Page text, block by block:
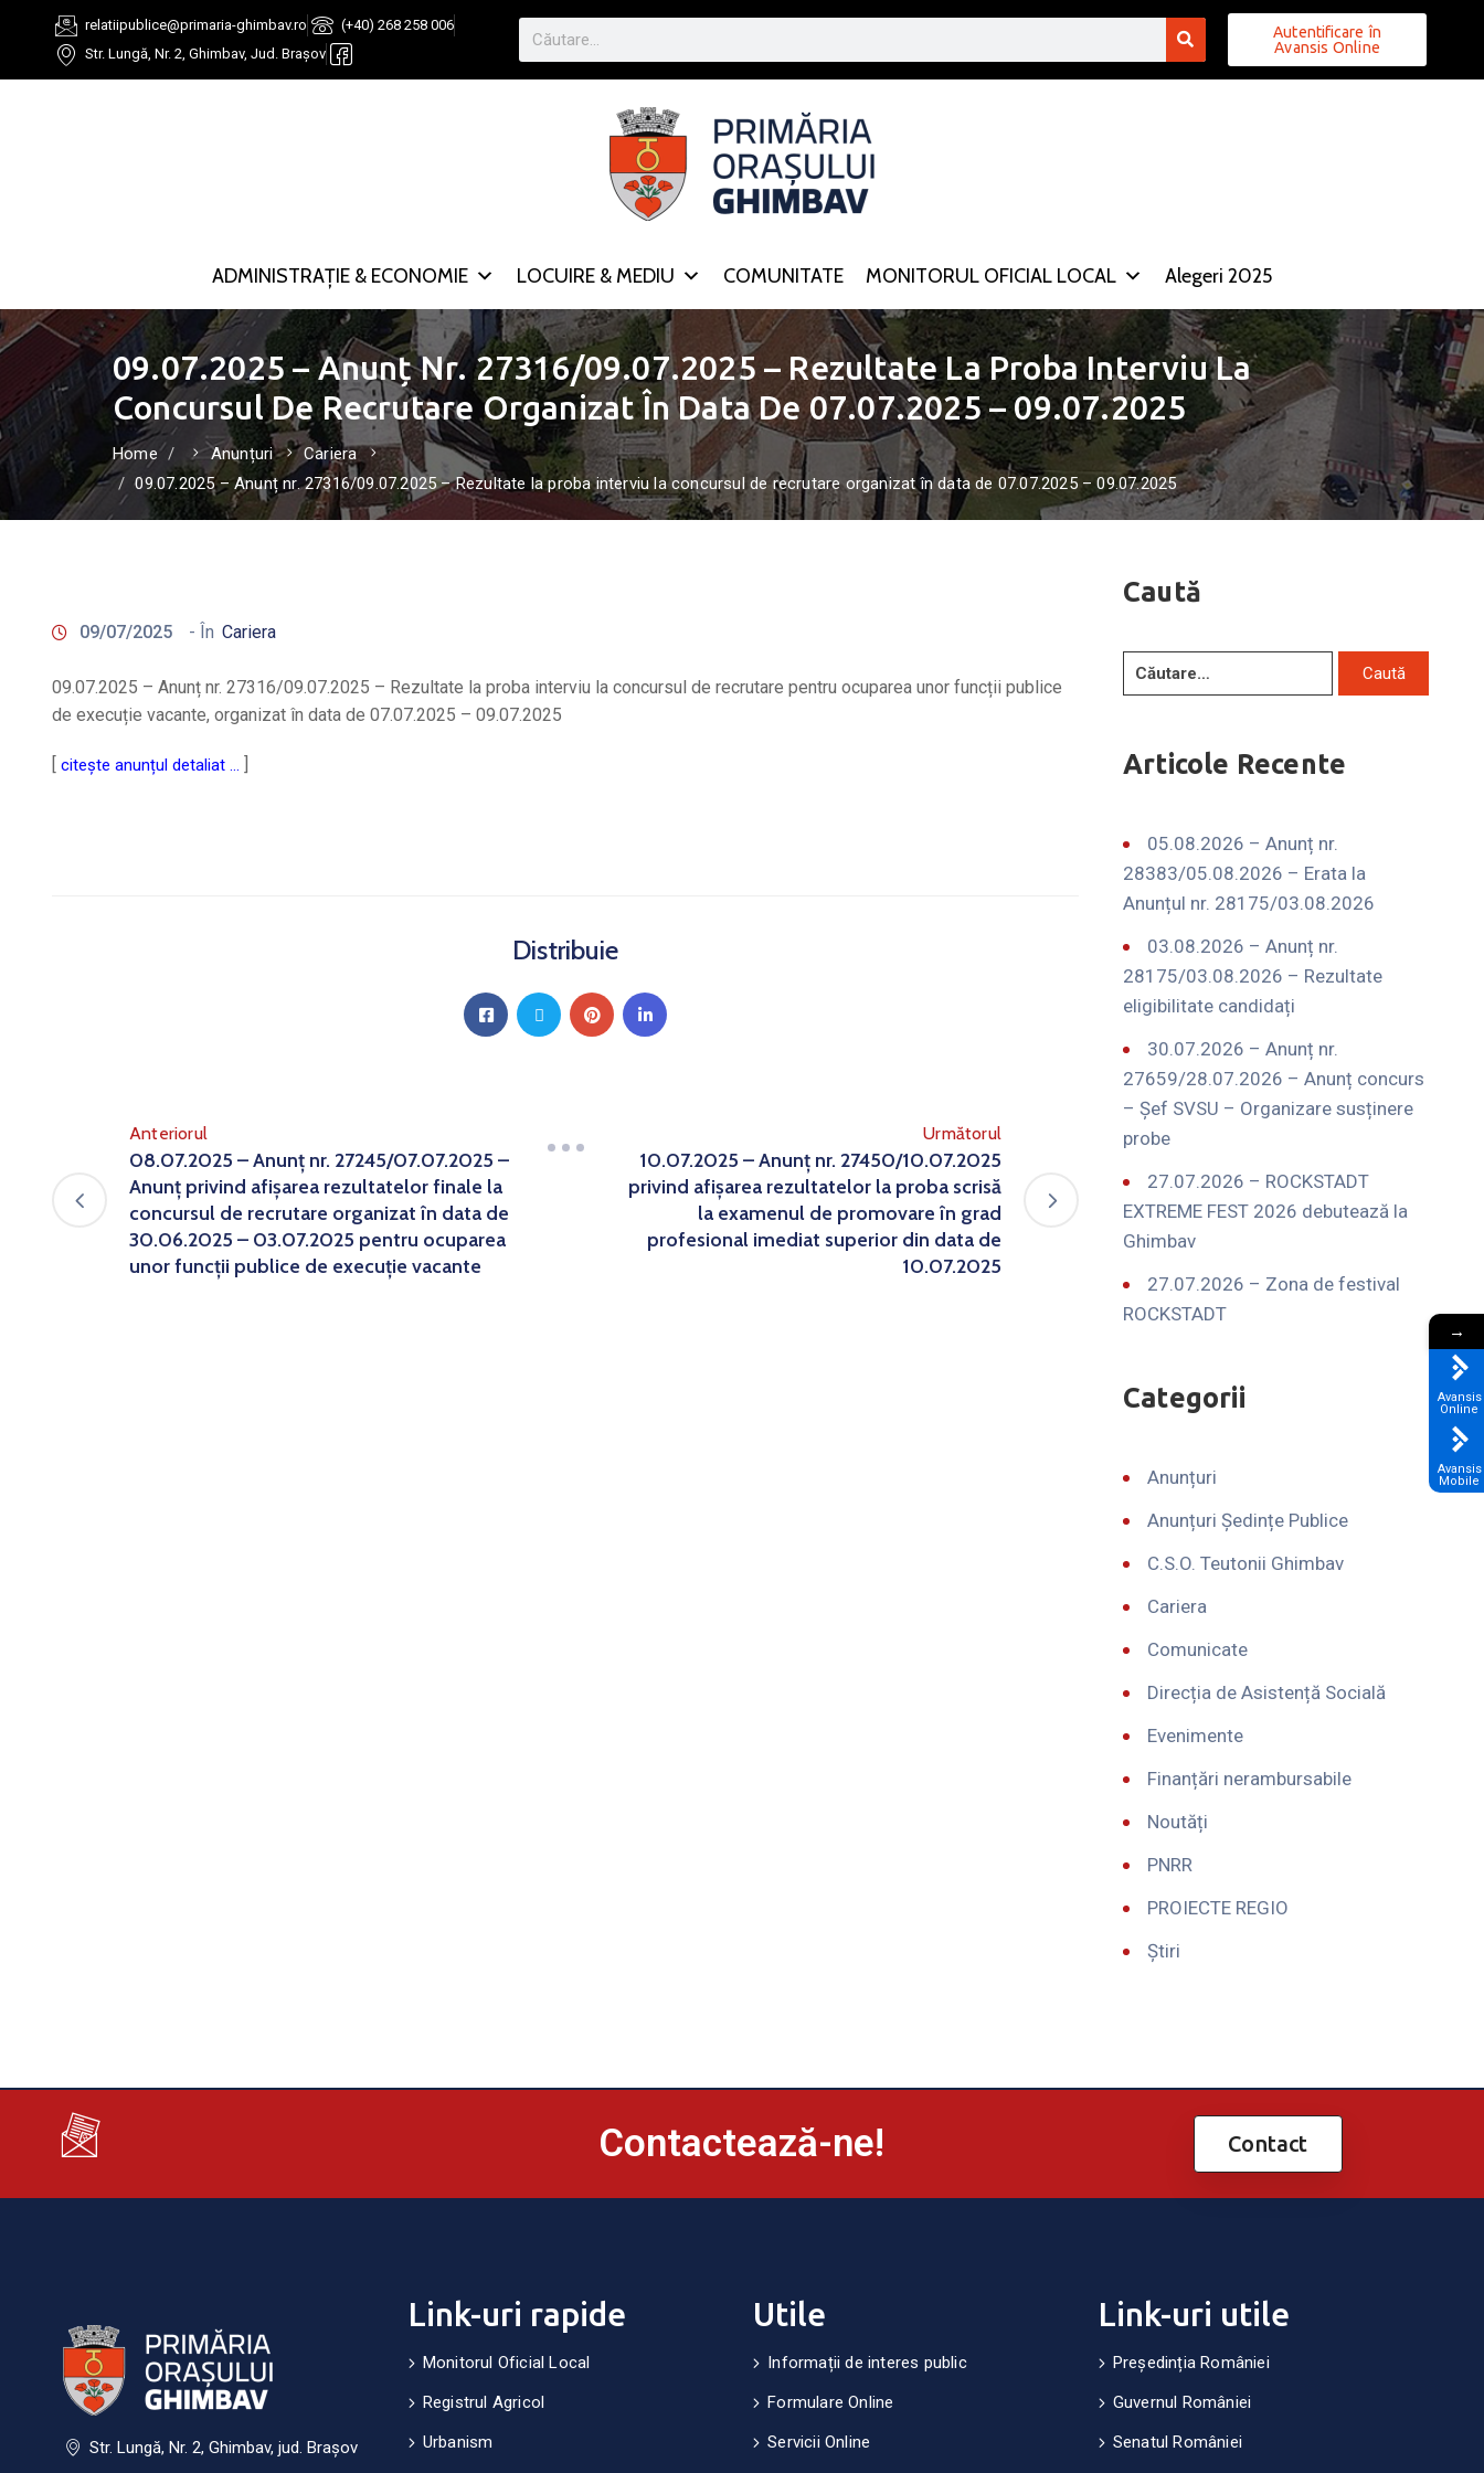
relatiipublice@primaria-ghimbav.ro
(+40) 268 258 006
Str. Lungă, Nr. 2, Ghimbav, Jud. Brașov
Autentificare în
Avansis Online
ADMINISTRAȚIE & ECONOMIE LOCUIRE & MEDIU COMUNITATE MONITORUL OFICIAL LOCAL Alegeri 2025
09.07.2025 – Anunț Nr. 27316/09.07.2025 – Rezultate La Proba Interviu La
Concursul De Recrutare Organizat În Data De 07.07.2025 – 09.07.2025
Home Anunțuri
Cariera
09.07.2025 – Anunț nr. 27316/09.07.2025 – Rezultate la proba interviu la concursul de recrutare organizat în data de 07.07.2025 – 09.07.2025
09/07/2025 - În Cariera
09.07.2025 – Anunț nr. 27316/09.07.2025 – Rezultate la proba interviu la concursul de recrutare pentru ocuparea unor funcții publice
de execuție vacante, organizat în data de 07.07.2025 – 09.07.2025
[ citește anunțul detaliat … ]
Distribuie
Anteriorul
08.07.2025 – Anunț nr. 27245/07.07.2025 –
Anunț privind afișarea rezultatelor finale la
concursul de recrutare organizat în data de
30.06.2025 – 03.07.2025 pentru ocuparea
unor funcții publice de execuție vacante
Următorul
10.07.2025 – Anunț nr. 27450/10.07.2025
privind afișarea rezultatelor la proba scrisă
la examenul de promovare în grad
profesional imediat superior din data de
10.07.2025
Caută
Articole Recente
05.08.2026 – Anunț nr.
28383/05.08.2026 – Erata la
Anunțul nr. 28175/03.08.2026
03.08.2026 – Anunț nr.
28175/03.08.2026 – Rezultate
eligibilitate candidați
30.07.2026 – Anunț nr.
27659/28.07.2026 – Anunț concurs
– Șef SVSU – Organizare susținere
probe
27.07.2026 – ROCKSTADT
EXTREME FEST 2026 debutează la
Ghimbav
27.07.2026 – Zona de festival
ROCKSTADT
Categorii
Anunțuri
Anunțuri Ședințe Publice
C.S.O. Teutonii Ghimbav
Cariera
Comunicate
Direcția de Asistență Socială
Evenimente
Finanțări nerambursabile
Noutăți
PNRR
PROIECTE REGIO
Știri
Contactează-ne! Contact
Str. Lungă, Nr. 2, Ghimbav, jud. Brașov
Link-uri rapide
Monitorul Oficial Local
Registrul Agricol
Urbanism
Utile
Informații de interes public
Formulare Online
Servicii Online
Link-uri utile
Președinția României
Guvernul României
Senatul României
→
Avansis
Online
Avansis
Mobile